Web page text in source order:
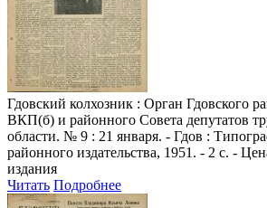
Гдовский колхозник : Орган Гдовского
ВКП(б) и районного Совета депутатов
области. № 9 : 21 января. - Гдов :
районного издательства, 1951. - 2 с. -
издания
Читать Подробнее